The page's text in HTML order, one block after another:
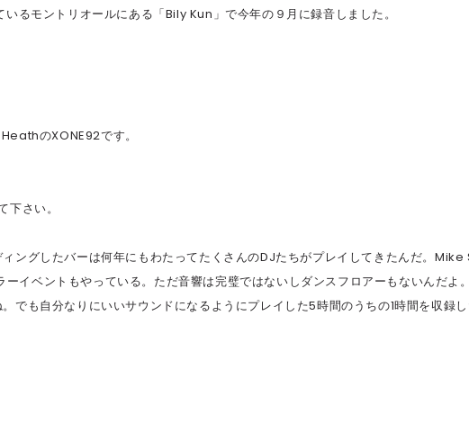
るモントリオールにある「Bily Kun」で今年の９月に録音しました。
のXONE92です。
さい。
ングしたバーは何年にもわたってたくさんのDJたちがプレイしてきたんだ。Mike
ベントもやっている。ただ音響は完璧ではないしダンスフロアーもないんだよ。
でも自分なりにいいサウンドになるようにプレイした5時間のうちの1時間を収録